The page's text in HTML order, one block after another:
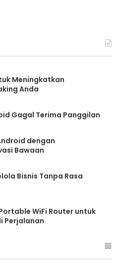
Meningkatkan
Anda
Gagal Terima Panggilan
dengan
Bawaan
Bisnis Tanpa Rasa
WiFi Router untuk
Perjalanan